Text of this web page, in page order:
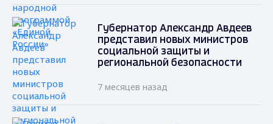
Губернатор Александр Авдеев
представил новых министров
социальной защиты и
региональной безопасности
7 месяцев назад